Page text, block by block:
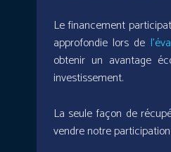
Le financement
approfondie lors de
obtenir un avantage
investissement.
La seule façon de
vendre notre